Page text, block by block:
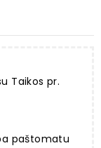
Taikos pr.
paštomatu